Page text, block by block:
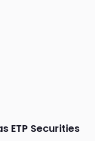
ETP Securities